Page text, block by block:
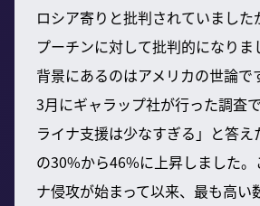
ロシア寄りと批判されていました
プーチンに対して批判的になり
背景にあるのはアメリカの世論で
3月にギャラップ社が行った調査
ライナ支援は少なすぎる」と答え
の30%から46%に上昇しました。
ナ侵攻が始まって以来、最も高い